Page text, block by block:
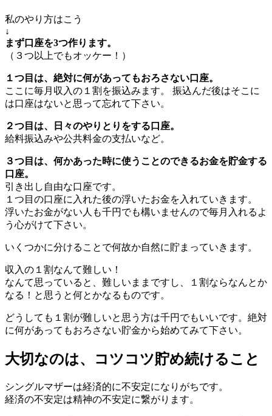
私のやり方はこう
↓
まず口座を3つ作ります。
（３つ以上でもオッケー！）
１つ目は、絶対に何があってもおろさない口座。
ここに毎月収入の１割を振込みます。 振込んだ後はそこに
は口座はないと思って忘れて下さい。
２つ目は、日々のやりとりをする口座。
給料振込みや公共料金の支払いなど。
３つ目は、何かあった時に使うことのできるお金を貯金する
口座。
引き出し自由な口座です。
１つ目の口座に入れた後の浮いたお金を入れていきます。
浮いたお金がない人も千円でも構いませんので毎月入れるよ
う心がけて下さい。
いくつかに分けることで何故か自然に貯まっていきます。
収入の１割なんて難しい！
なんて思っていると、難しいままですし、１割ならなんとか
なる！と思うと何とかなるものです。
どうしても１割が難しいと思う方は千円でもいいです。絶対
に何があってもおろさない貯金から始めてみて下さい。
大切なのは、コツコツ貯め続けること
シングルマザーは経済的に不安定になりがちです。
経済の不安定は精神の不安定に繋がります。